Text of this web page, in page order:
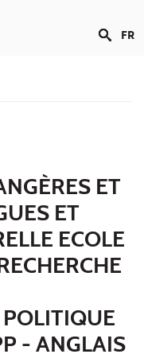
FR
ET
ET
ECOLE
- ANGLAIS